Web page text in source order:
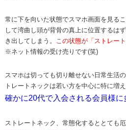
常に下を向いた状態でスマホ画面を見る
して湾曲し頭が背骨の真上に位置するは
き出してしまう。
この状態が「ストレート
※ネット情報の受け売りです(笑)
スマホは切っても切り離せない日常生活
トレートネックは若い方を中心に特に増
確かに20代で入会される会員様に
ストレートネック、常態化するととても